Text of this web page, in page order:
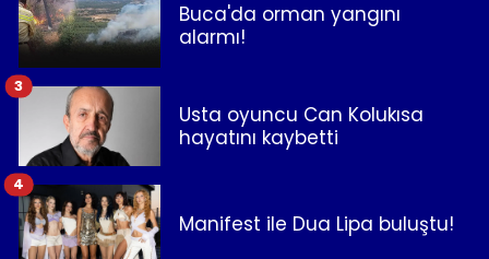
Buca'da orman yangını
alarmı!
Usta oyuncu Can Kolukısa
hayatını kaybetti
3
Manifest ile Dua Lipa buluştu!
4